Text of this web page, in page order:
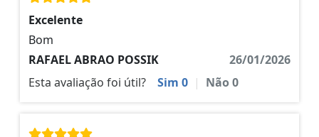
Excelente
Bom
RAFAEL ABRAO POSSIK
26/01/2026
Esta avaliação foi útil?
Sim 0 | Não0